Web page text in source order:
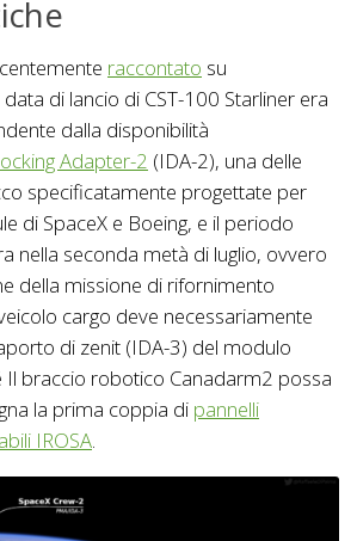
raccontato su
data di lancio di CST-100 Starliner era
dalla disponibilità
Adapter-2 (IDA-2), una delle
specificatamente progettate per
di SpaceX e Boeing, e il periodo
nella seconda metà di luglio, ovvero
della missione di rifornimento
cargo deve necessariamente
di zenit (IDA-3) del modulo
Il braccio robotico Canadarm2 possa
la prima coppia di pannelli
IROSA.